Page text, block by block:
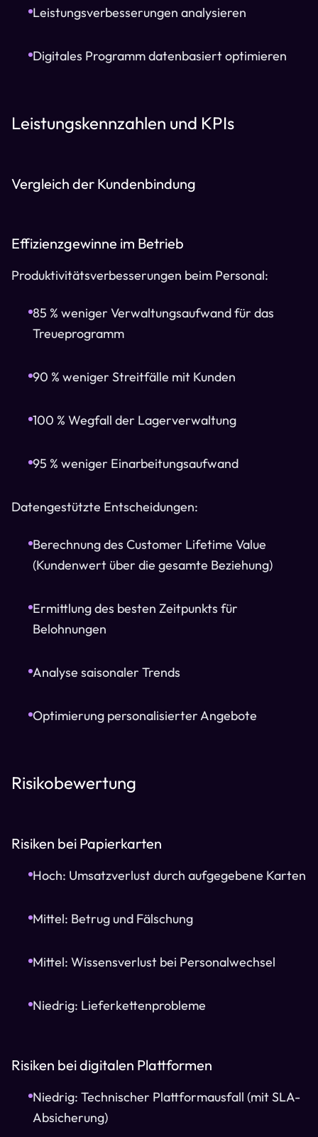
Leistungsverbesserungen analysieren
Digitales Programm datenbasiert optimieren
Leistungskennzahlen und KPIs
Vergleich der Kundenbindung
Effizienzgewinne im Betrieb
Produktivitätsverbesserungen beim Personal:
85 % weniger Verwaltungsaufwand für das
Treueprogramm
90 % weniger Streitfälle mit Kunden
100 % Wegfall der Lagerverwaltung
95 % weniger Einarbeitungsaufwand
Datengestützte Entscheidungen:
Berechnung des Customer Lifetime Value
(Kundenwert über die gesamte Beziehung)
Ermittlung des besten Zeitpunkts für
Belohnungen
Analyse saisonaler Trends
Optimierung personalisierter Angebote
Risikobewertung
Risiken bei Papierkarten
Hoch: Umsatzverlust durch aufgegebene Karten
Mittel: Betrug und Fälschung
Mittel: Wissensverlust bei Personalwechsel
Niedrig: Lieferkettenprobleme
Risiken bei digitalen Plattformen
Niedrig: Technischer Plattformausfall (mit SLA-
Absicherung)